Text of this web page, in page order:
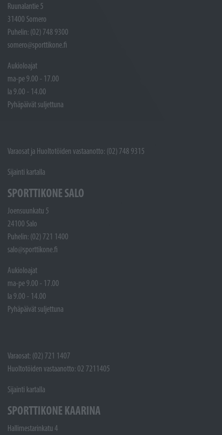
Ruunalantie 5
31400 Somero
Puhelin: (02) 748 9300
somero@sporttikone.fi
Aukioloajat
ma-pe 9.00 - 17.00
la 9.00 - 14.00
Pyhäpäivät suljettuna
Varaosat ja Huoltotöiden vastaanotto: (02) 748 9315
Sijainti kartalla
SPORTTIKONE SALO
Joensuunkatu 5
24100 Salo
Puhelin: (02) 721 1400
salo@sporttikone.fi
Aukioloajat
ma-pe 9.00 - 17.00
la 9.00 - 14.00
Pyhäpäivät suljettuna
Varaosat: (02) 721 1407
Huoltotöiden vastaanotto: 02 7211405
Sijainti kartalla
SPORTTIKONE KAARINA
Hallimestarinkatu 4